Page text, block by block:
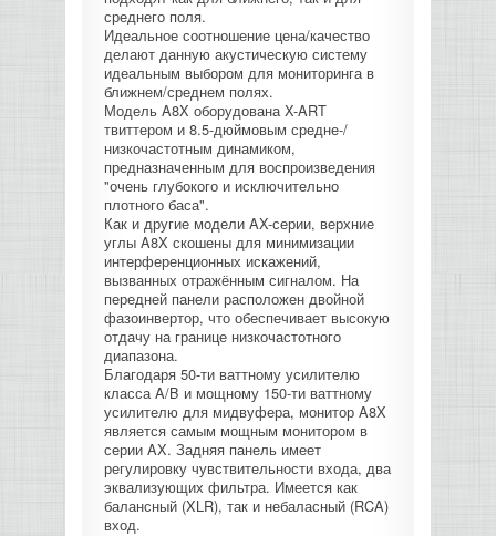
CD|DVD|FLASH|USB ПЛЕЕРЫ,
РЕКОРДЕРЫ
САБВУФЕРЫ АКТИВНЫЕ
КОМПЛЕКТУЮЩИЕ ДЛЯ
АКУСТИЧЕСКИХ СИСТЕМ
КОНТРОЛЛЕРЫ АС И КРОССОВЕРЫ
НАУШНИКИ
ДОСТАВКА
ОПЛАТА
КОНТАКТЫ
среднего поля.
Идеальное соотношение цена/качество
делают данную акустическую систему
идеальным выбором для мониторинга в
ближнем/среднем полях.
Модель A8X оборудована X-ART
твиттером и 8.5-дюймовым средне-/
низкочастотным динамиком,
предназначенным для воспроизведения
"очень глубокого и исключительно
плотного баса".
Как и другие модели AX-серии, верхние
углы A8X скошены для минимизации
интерференционных искажений,
вызванных отражённым сигналом. На
передней панели расположен двойной
фазоинвертор, что обеспечивает высокую
отдачу на границе низкочастотного
диапазона.
Благодаря 50-ти ваттному усилителю
класса A/B и мощному 150-ти ваттному
усилителю для мидвуфера, монитор A8X
является самым мощным монитором в
серии AX. Задняя панель имеет
регулировку чувствительности входа, два
эквализующих фильтра. Имеется как
балансный (XLR), так и небаласный (RCA)
вход.